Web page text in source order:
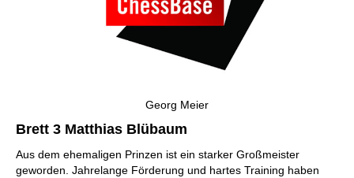
Georg Meier
Brett 3 Matthias Blübaum
Aus dem ehemaligen Prinzen ist ein starker Großmeister
geworden. Jahrelange Förderung und hartes Training haben